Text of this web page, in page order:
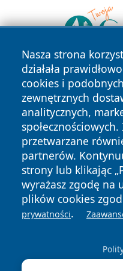
Nasza strona
działała
cookies i
zewnętrznych
analitycznych,
przetwarzane
partnerów.
strony lub klikając
wyrażasz zgodę na
plików cookies
prywatności.
Copyright © 2026
zastrzeżone.
News Autorzy